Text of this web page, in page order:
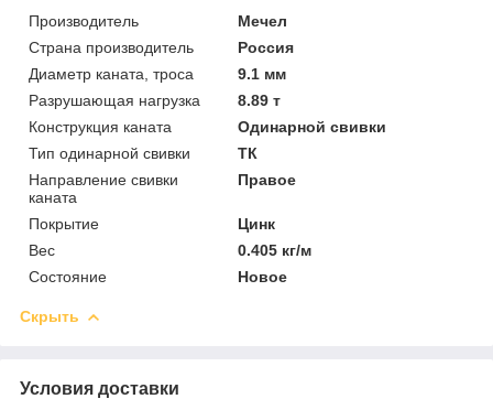
Производитель
Мечел
Страна производитель
Россия
Диаметр каната, троса
9.1 мм
Разрушающая нагрузка
8.89 т
Конструкция каната
Одинарной свивки
Тип одинарной свивки
ТК
Направление свивки
каната
Правое
Покрытие
Цинк
Вес
0.405 кг/м
Состояние
Новое
Скрыть
Условия доставки